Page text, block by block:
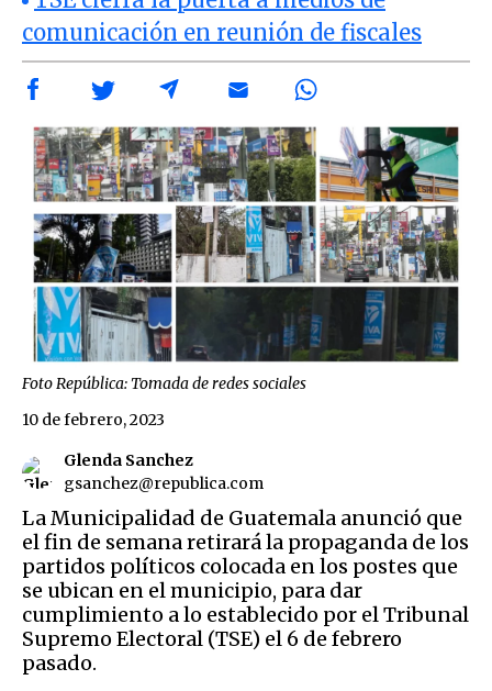
comunicación en reunión de fiscales
Foto República: Tomada de redes sociales
Glenda Sanchez
gsanchez@republica.com
10 de febrero, 2023
La Municipalidad de Guatemala anunció que
el fin de semana retirará la propaganda de los
partidos políticos colocada en los postes que
se ubican en el municipio, para dar
cumplimiento a lo establecido por el Tribunal
Supremo Electoral (TSE) el 6 de febrero
pasado.